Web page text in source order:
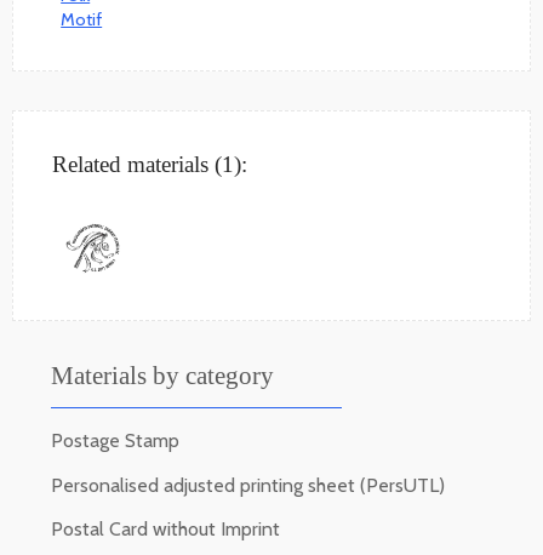
Related materials (1):
Materials by category
Postage Stamp
Personalised adjusted printing sheet (PersUTL)
Postal Card without Imprint